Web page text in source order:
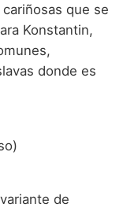
que se
Konstantin,
donde es
de